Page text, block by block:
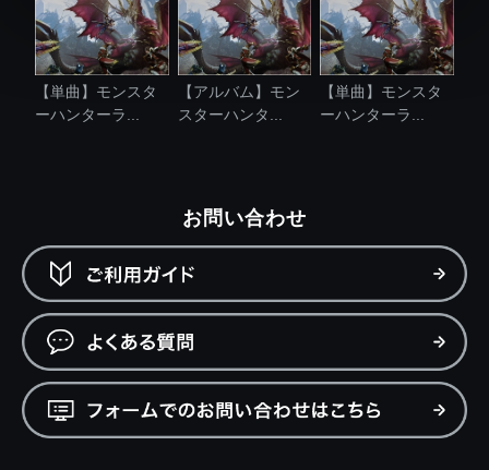
【単曲】モンスタ
ーハンターラ...
【アルバム】モン
スターハンタ...
【単曲】モンスタ
ーハンターラ...
お問い合わせ